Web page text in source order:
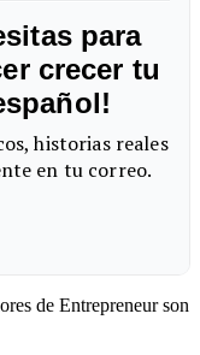
de Entrepreneur son